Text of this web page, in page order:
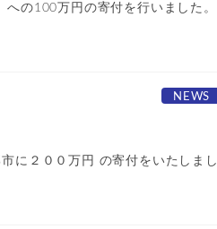
の100万円の寄付を行いました。
NEWS
に２００万円 の寄付をいたしまし